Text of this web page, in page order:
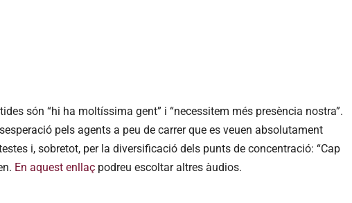
són “hi ha moltíssima gent” i “necessitem més presència nostra”.
pels agents a peu de carrer que es veuen absolutament
i, sobretot, per la diversificació dels punts de concentració: “Cap
En aquest enllaç podreu escoltar altres àudios.